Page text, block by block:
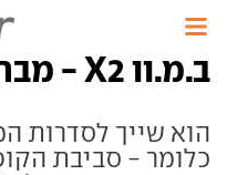
ב.מ.וו X2 - מבחן וידאו
הוא שייך לסדרות
כלומר - סביבת